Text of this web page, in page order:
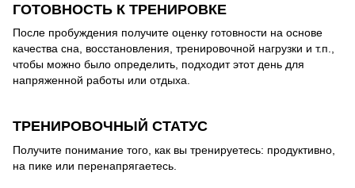
ГОТОВНОСТЬ К ТРЕНИРОВКЕ
После пробуждения получите оценку готовности на основе
качества сна, восстановления, тренировочной нагрузки и т.п.,
чтобы можно было определить, подходит этот день для
напряженной работы или отдыха.
ТРЕНИРОВОЧНЫЙ СТАТУС
Получите понимание того, как вы тренируетесь: продуктивно,
на пике или перенапрягаетесь.